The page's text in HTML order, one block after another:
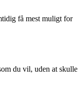
få mest muligt for
du vil, uden at skulle